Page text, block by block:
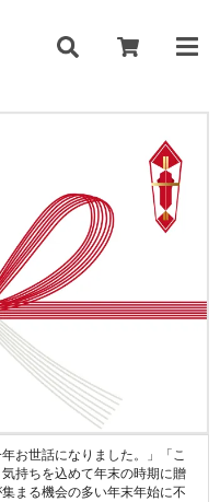
お世話になりました。」「こ
持ちを込めて年末の時期に贈
まる機会の多い年末年始に不